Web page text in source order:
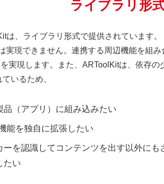
ライブラリ形
は、ライブラリ形式で提供されています
実現できません。連携する周辺機能を組
実現します。また、ARToolKitは、依存の
いるため、
品（アプリ）に組み込みたい
能を独自に拡張したい
ーを認識してコンテンツを出す以外にも
たい